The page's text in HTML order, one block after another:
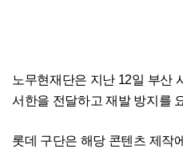
노무현재단은 지난 12일 부산
서한을 전달하고 재발 방지를
롯데 구단은 해당 콘텐츠 제작